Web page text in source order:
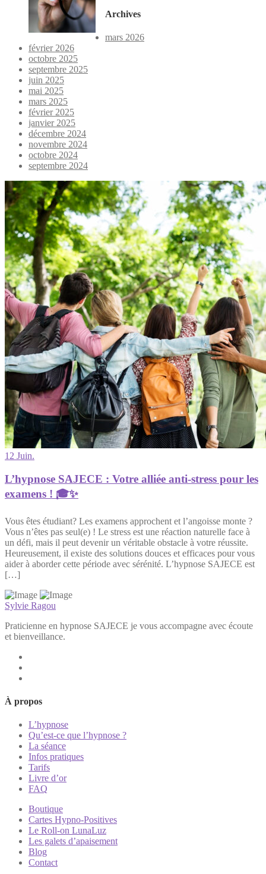
Archives
mars 2026
février 2026
octobre 2025
septembre 2025
juin 2025
mai 2025
mars 2025
février 2025
janvier 2025
décembre 2024
novembre 2024
octobre 2024
septembre 2024
12 Juin.
L’hypnose SAJECE : Votre alliée anti-stress pour les
examens ! 🎓✨
Vous êtes étudiant? Les examens approchent et l’angoisse monte ?
Vous n’êtes pas seul(e) ! Le stress est une réaction naturelle face à
un défi, mais il peut devenir un véritable obstacle à votre réussite.
Heureusement, il existe des solutions douces et efficaces pour vous
aider à aborder cette période avec sérénité. L’hypnose SAJECE est
[…]
Sylvie Ragou
Praticienne en hypnose SAJECE je vous accompagne avec écoute
et bienveillance.
À propos
L’hypnose
Qu’est-ce que l’hypnose ?
La séance
Infos pratiques
Tarifs
Livre d’or
FAQ
Boutique
Cartes Hypno-Positives
Le Roll-on LunaLuz
Les galets d’apaisement
Blog
Contact